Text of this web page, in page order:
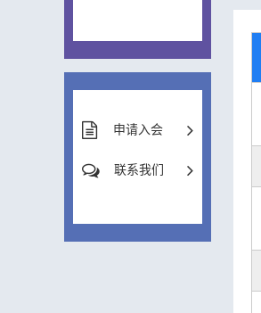
申请入会
联系我们